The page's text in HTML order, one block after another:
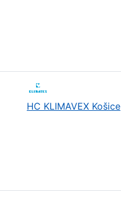
HC KLIMAVEX Košice